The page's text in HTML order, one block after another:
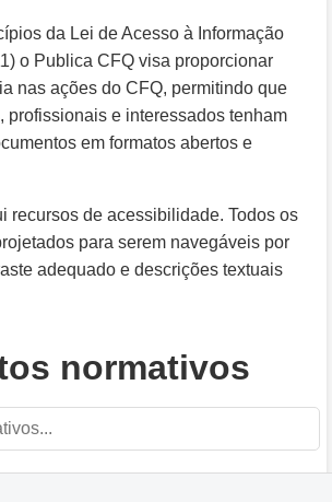
da Lei de Acesso à Informação
o Publica CFQ visa proporcionar
nas ações do CFQ, permitindo que
profissionais e interessados tenham
em formatos abertos e
recursos de acessibilidade. Todos os
para serem navegáveis por
adequado e descrições textuais
normativos